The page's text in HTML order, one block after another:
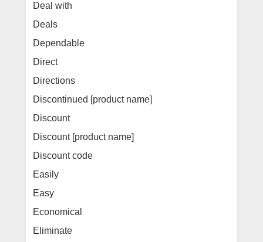
Deal with
Deals
Dependable
Direct
Directions
Discontinued [product name]
Discount
Discount [product name]
Discount code
Easily
Easy
Economical
Eliminate